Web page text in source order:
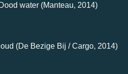
water (Manteau, 2014)
(De Bezige Bij / Cargo, 2014)